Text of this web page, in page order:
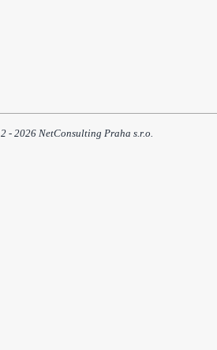
- 2026 NetConsulting Praha s.r.o.